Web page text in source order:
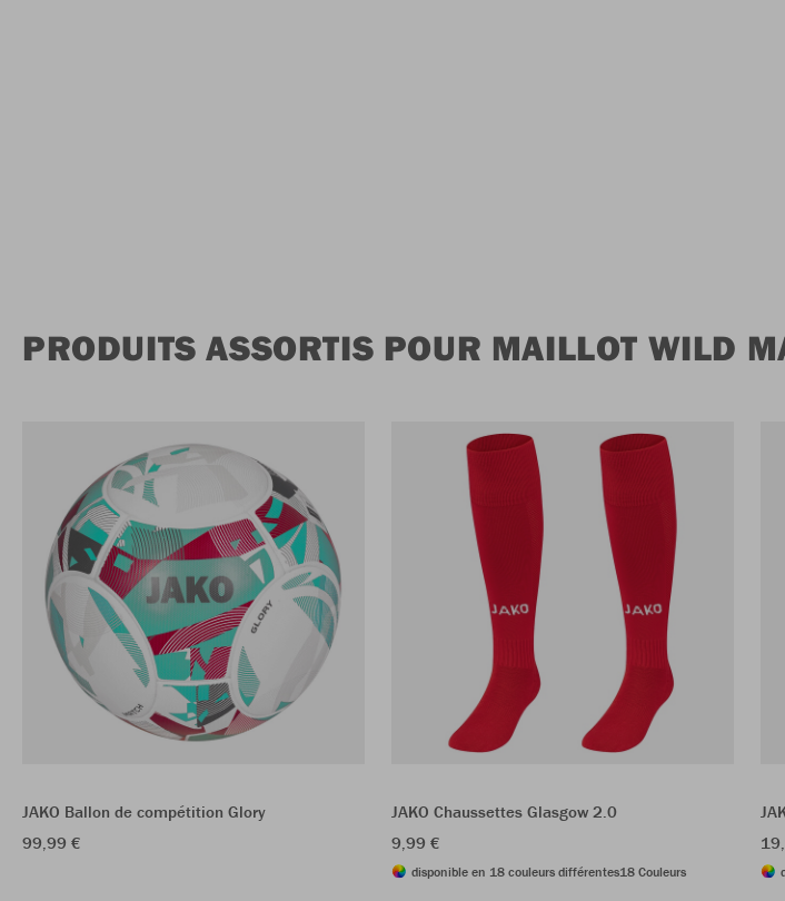
PRODUITS ASSORTIS POUR MAILLOT WILD
JAKO Ballon de compétition Glory
99,99 €
JAKO Chaussettes Glasgow 2.0
9,99 €
disponible en 18 couleurs différentes18 Couleurs